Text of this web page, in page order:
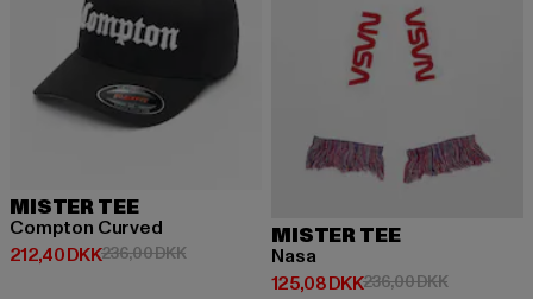
MISTER TEE
Compton Curved
212,40 DKK
Nuværende pris: 212,40 DKK
236,00 DKKKampagnepris: 236,00 DKK
MISTER TEE
Nasa
125,08 DKK
Nuværende pris: 125,08 DKK
236,00 DKK